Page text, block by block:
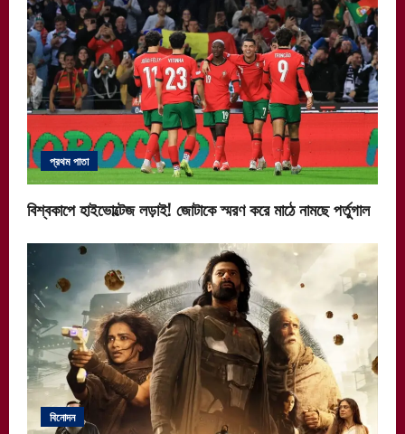
প্রথম পাতা
বিশ্বকাপে হাইভোল্টেজ লড়াই! জোটাকে স্মরণ করে মাঠে নামছে পর্তুগাল
বিনোদন